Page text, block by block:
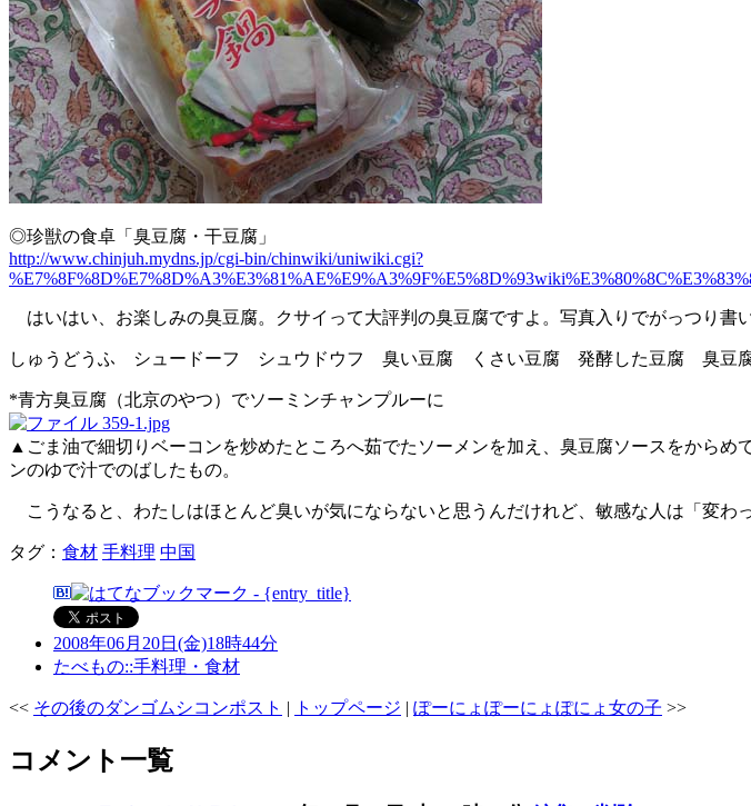
◎珍獣の食卓「臭豆腐・干豆腐」
http://www.chinjuh.mydns.jp/cgi-bin/chinwiki/uniwiki.cgi?
はいはい、お楽しみの臭豆腐。クサイって大評判の臭豆腐ですよ。写真入りでがっつり書
しゅうどうふ シュードーフ シュウドウフ 臭い豆腐 くさい豆腐 発酵した豆腐 臭豆腐
*青方臭豆腐（北京のやつ）でソーミンチャンプルーに
▲ごま油で細切りベーコンを炒めたところへ茹でたソーメンを加え、臭豆腐ソースをから
ンのゆで汁でのばしたもの。
こうなると、わたしはほとんど臭いが気にならないと思うんだけれど、敏感な人は「変わ
タグ： 食材 手料理 中国
2008年06月20日(金)18時44分
たべもの::手料理・食材
<< その後のダンゴムシコンポスト | トップページ | ぽーにょぽーにょぽにょ女の子 >>
コメント一覧